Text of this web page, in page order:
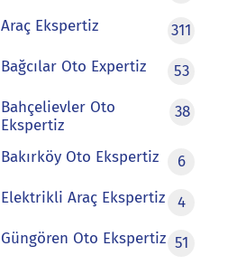
Araç Ekspertiz
311
Bağcılar Oto Expertiz
53
Bahçelievler Oto
Ekspertiz
38
Bakırköy Oto Ekspertiz
6
Elektrikli Araç Ekspertiz
4
Güngören Oto Ekspertiz 51